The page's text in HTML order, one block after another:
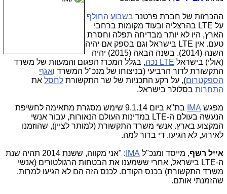
ההכרזות של חברת פרטנר בשבוע החולף
על LTE בהרצליה ובעוד מקומות ברחבי
הארץ, היו לא יותר מבדיחה תפלה וחסרת
טעם. אין LTE בישראל וגם בספק אם יהיה
השנה (2014). בשנה הבאה (2015) יהיה
(אולי) בישראל LTE נכה
, בגלל המכרז הפגום והמעוות של משרד
התקשורת לדור הרביעי (בניצוחו של מנכ"ל המשרד ואגף
הספקטרום), על רקע התכניות של שר התקשורת לחסל את
התחרות בסלולר בישראל.
מפגש IMA
בת"א ביום 9.1.14 שימש מסגרת מתאימה לחשיפת
הנעשה בעולם ה-LTE במדינות העולם הנאורות, עבור אנשי
המקצוע בארץ. אנשי משרד התקשורת (למותר לציין), שהוזמנו
לאירוע, לא הגיעו. די ברור למה.
אייל רשף, מייסד ומנכ"ל IMA
: "אני מקווה, ששנת 2014 תהיה שנת
ה-LTE בישראל, אחרי ששמענו את הבטחות הרגולטורים (אנשי
משרד התקשורת) בכנס הקודם. לכנס הזה הם לא הגיעו למרות,
שהזמנתי אותם.